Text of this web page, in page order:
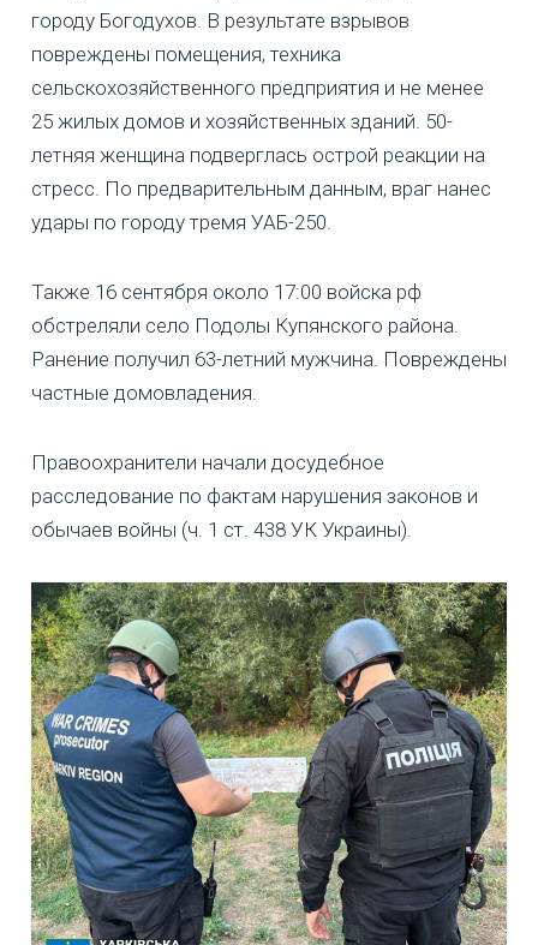
городу Богодухов. В результате взрывов
повреждены помещения, техника
сельскохозяйственного предприятия и не менее
25 жилых домов и хозяйственных зданий. 50-
летняя женщина подверглась острой реакции на
стресс. По предварительным данным, враг нанес
удары по городу тремя УАБ-250.
Также 16 сентября около 17:00 войска рф
обстреляли село Подолы Купянского района.
Ранение получил 63-летний мужчина. Повреждены
частные домовладения.
Правоохранители начали досудебное
расследование по фактам нарушения законов и
обычаев войны (ч. 1 ст. 438 УК Украины).